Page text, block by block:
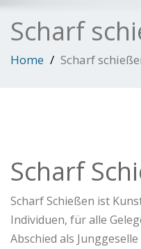
Scharf
Home Scharf
Scharf
Scharf Schießen ist
Individuen, für alle
Abschied als